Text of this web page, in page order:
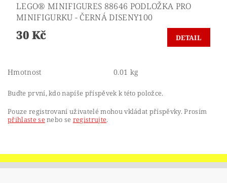
LEGO® MINIFIGURES 88646 PODLOŽKA PRO
MINIFIGURKU - ČERNÁ DISENY100
30 Kč DETAIL
Hmotnost 0.01 kg
Buďte první, kdo napíše příspěvek k této položce.
Pouze registrovaní uživatelé mohou vkládat příspěvky. Prosím
přihlaste se nebo se registrujte.